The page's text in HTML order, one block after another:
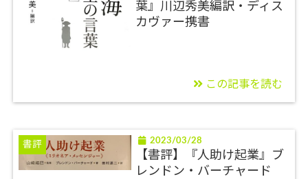
葉』川辺秀美編訳・ディス
カヴァー携書
この記事を読む
書評 2023/03/28
【書評】『人助け起業』ブ
レンドン・バーチャード